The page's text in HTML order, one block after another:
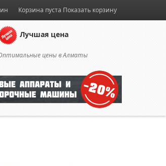
Корзина пуста Показать корзину
Лучшая цена
цены в Алматы